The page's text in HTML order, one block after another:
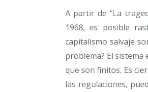
A partir de “La
1968, es posible
capitalismo salvaje
problema? El
que son finitos. Es
las regulaciones,